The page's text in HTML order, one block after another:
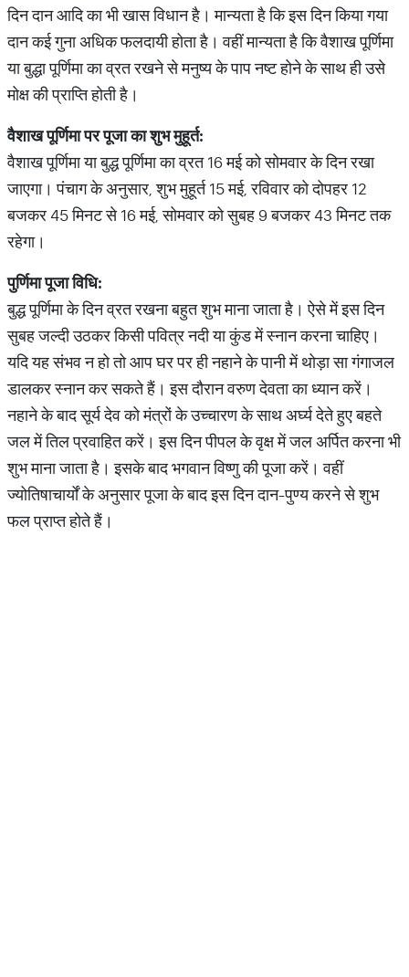
दिन दान आदि का भी खास विधान है। मान्यता है कि इस दिन किया गया
दान कई गुना अधिक फलदायी होता है। वहीं मान्यता है कि वैशाख पूर्णिमा
या बुद्धा पूर्णिमा का व्रत रखने से मनुष्य के पाप नष्ट होने के साथ ही उसे
मोक्ष की प्राप्ति होती है।
वैशाखपूर्णिमापरपूजाकाशुभमुहूर्त:
वैशाख पूर्णिमा या बुद्ध पूर्णिमा का व्रत 16 मई को सोमवार के दिन रखा
जाएगा। पंचाग के अनुसार, शुभ मुहूर्त 15 मई, रविवार को दोपहर 12
बजकर 45 मिनट से 16 मई, सोमवार को सुबह 9 बजकर 43 मिनट तक
रहेगा।
पुर्णिमापूजाविधि:
बुद्ध पूर्णिमा के दिन व्रत रखना बहुत शुभ माना जाता है। ऐसे में इस दिन
सुबह जल्दी उठकर किसी पवित्र नदी या कुंड में स्नान करना चाहिए।
यदि यह संभव न हो तो आप घर पर ही नहाने के पानी में थोड़ा सा गंगाजल
डालकर स्नान कर सकते हैं। इस दौरान वरुण देवता का ध्यान करें।
नहाने के बाद सूर्य देव को मंत्रों के उच्चारण के साथ अर्घ्य देते हुए बहते
जल में तिल प्रवाहित करें। इस दिन पीपल के वृक्ष में जल अर्पित करना भी
शुभ माना जाता है। इसके बाद भगवान विष्णु की पूजा करें। वहीं
ज्योतिषाचार्यों के अनुसार पूजा के बाद इस दिन दान-पुण्य करने से शुभ
फल प्राप्त होते हैं।